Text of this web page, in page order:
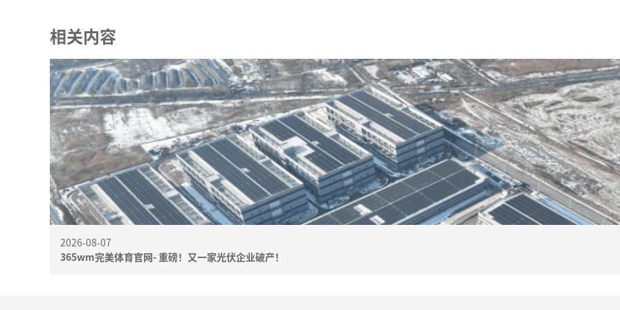
相关内容
2026-08-07
365wm完美体育官网- 重磅！又一家光伏企业破产！